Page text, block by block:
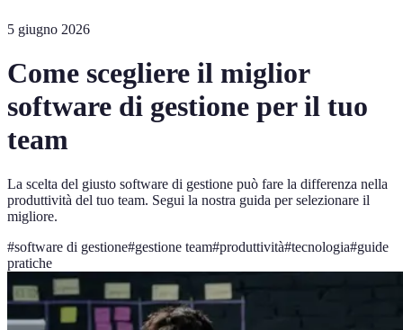
5 giugno 2026
Come scegliere il miglior
software di gestione per il tuo
team
La scelta del giusto software di gestione può fare la differenza nella
produttività del tuo team. Segui la nostra guida per selezionare il
migliore.
#software di gestione#gestione team#produttività#tecnologia#guide
pratiche